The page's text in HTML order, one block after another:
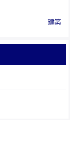
建築